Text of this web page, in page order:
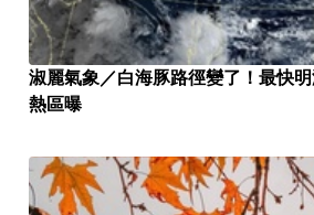
淑麗氣象／白海豚路徑變了！最快
熱區曝